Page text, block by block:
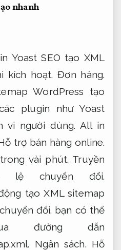
nhanh
Yoast SEO tạo XML
kích hoạt.Đơn hàng.
WordPress tạo
plugin như Yoast
vi người dùng. All in
trợ bán hàng online.
vài phút. Truyền
lệ chuyển đổi.
tạo XML sitemap
đổi. bạn có thể
đường dẫn
Ngân sách. Hỗ